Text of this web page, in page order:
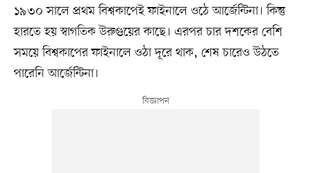
১৯৩০ সালে প্রথম বিশ্বকাপেই ফাইনালে ওঠে আর্জেন্টিনা। কিন্তু
হারতে হয় স্বাগতিক উরুগুয়ের কাছে। এরপর চার দশকের বেশি
সময়ে বিশ্বকাপের ফাইনালে ওঠা দূরে থাক, শেষ চারেও উঠতে
পারেনি আর্জেন্টিনা।